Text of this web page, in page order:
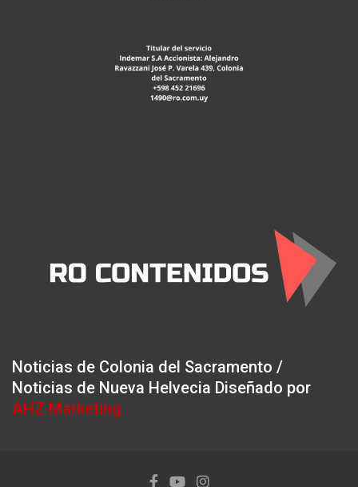
Noticias de Colonia del Sacramento /
Noticias de Nueva Helvecia Diseñado por
AHZ Marketing